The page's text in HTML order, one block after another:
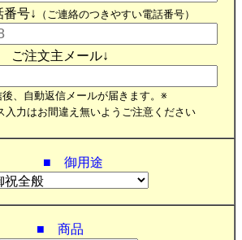
号↓ （ご連絡のつきやすい電話番号）
ご注文主メール↓
、自動返信メールが届きます。※
入力はお間違え無いようご注意ください
■ 御用途
■ 商品